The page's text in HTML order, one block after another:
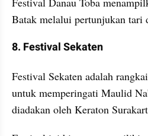
Batak melalui pertunjukan tari
8. Festival Sekaten
Festival Sekaten adalah
untuk memperingati Maulid
diadakan oleh Keraton